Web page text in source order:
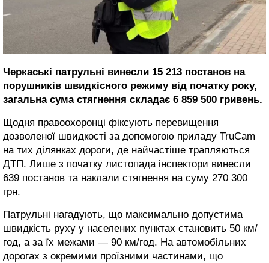
Черкаські патрульні винесли 15 213 постанов на
порушників швидкісного режиму від початку року,
загальна сума стягнення складає 6 859 500 гривень.
Щодня правоохоронці фіксують перевищення
дозволеної швидкості за допомогою приладу TruCam
на тих ділянках дороги, де найчастіше трапляються
ДТП. Лише з початку листопада інспектори винесли
639 постанов та наклали стягнення на суму 270 300
грн.
Патрульні нагадують, що максимально допустима
швидкість руху у населених пунктах становить 50 км/
год, а за їх межами — 90 км/год. На автомобільних
дорогах з окремими проїзними частинами, що